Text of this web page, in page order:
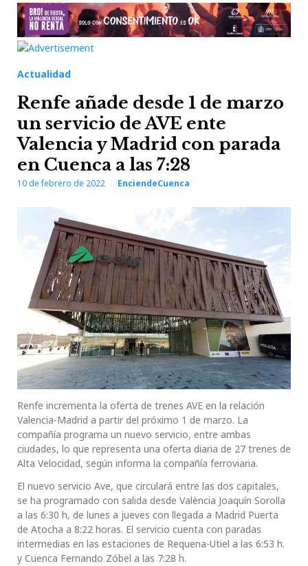
Actualidad
Renfe añade desde 1 de marzo
un servicio de AVE ente
Valencia y Madrid con parada
en Cuenca a las 7:28
10 de febrero de 2022 EnciendeCuenca
Renfe incrementa la oferta de trenes AVE en la relación
Valencia-Madrid a partir del próximo 1 de marzo. La
compañía programa un nuevo servicio, entre ambas
ciudades, lo que representa una oferta diaria de 27 trenes de
Alta Velocidad, según informa la compañía ferroviaria.
El nuevo servicio Ave, que circulará entre las dos capitales,
se ha programado con salida desde València Joaquín Sorolla
a las 6:30 h, de lunes a jueves con llegada a Madrid Puerta
de Atocha a 8:22 horas. El servicio cuenta con paradas
intermedias en las estaciones de Requena-Utiel a las 6:53 h.
y Cuenca Fernando Zóbel a las 7:28 h.